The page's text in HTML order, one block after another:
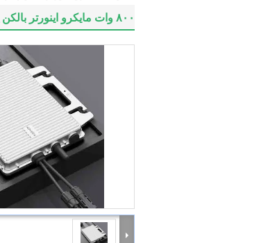
۸۰۰ وات مایکرو اینورتر بالکن پمپ برق IP67 ضد آب ذخیره انرژی خورشیدی